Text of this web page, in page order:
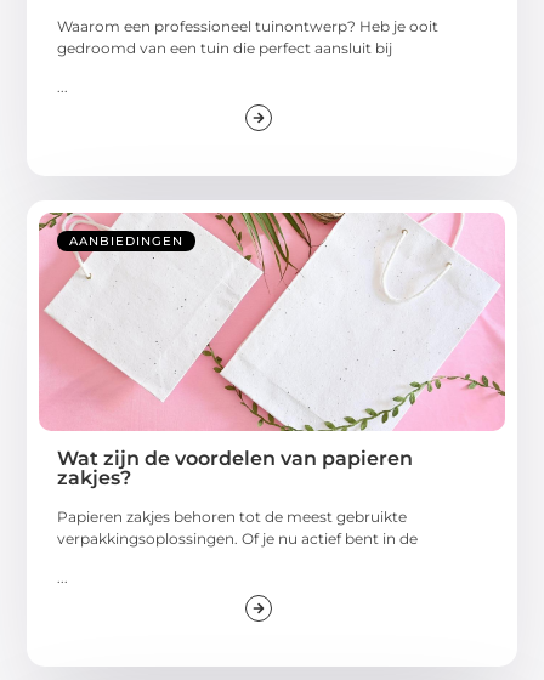
Waarom een professioneel tuinontwerp? Heb je ooit
gedroomd van een tuin die perfect aansluit bij
AANBIEDINGEN
Wat zijn de voordelen van papieren
zakjes?
Papieren zakjes behoren tot de meest gebruikte
verpakkingsoplossingen. Of je nu actief bent in de
...